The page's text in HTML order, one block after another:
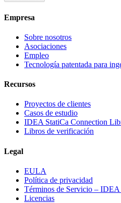
Empresa
Sobre nosotros
Asociaciones
Empleo
Tecnología patentada para
Recursos
Proyectos de clientes
Casos de estudio
IDEA StatiCa Connection
Libros de verificación
Legal
EULA
Política de privacidad
Términos de Servicio –
Licencias